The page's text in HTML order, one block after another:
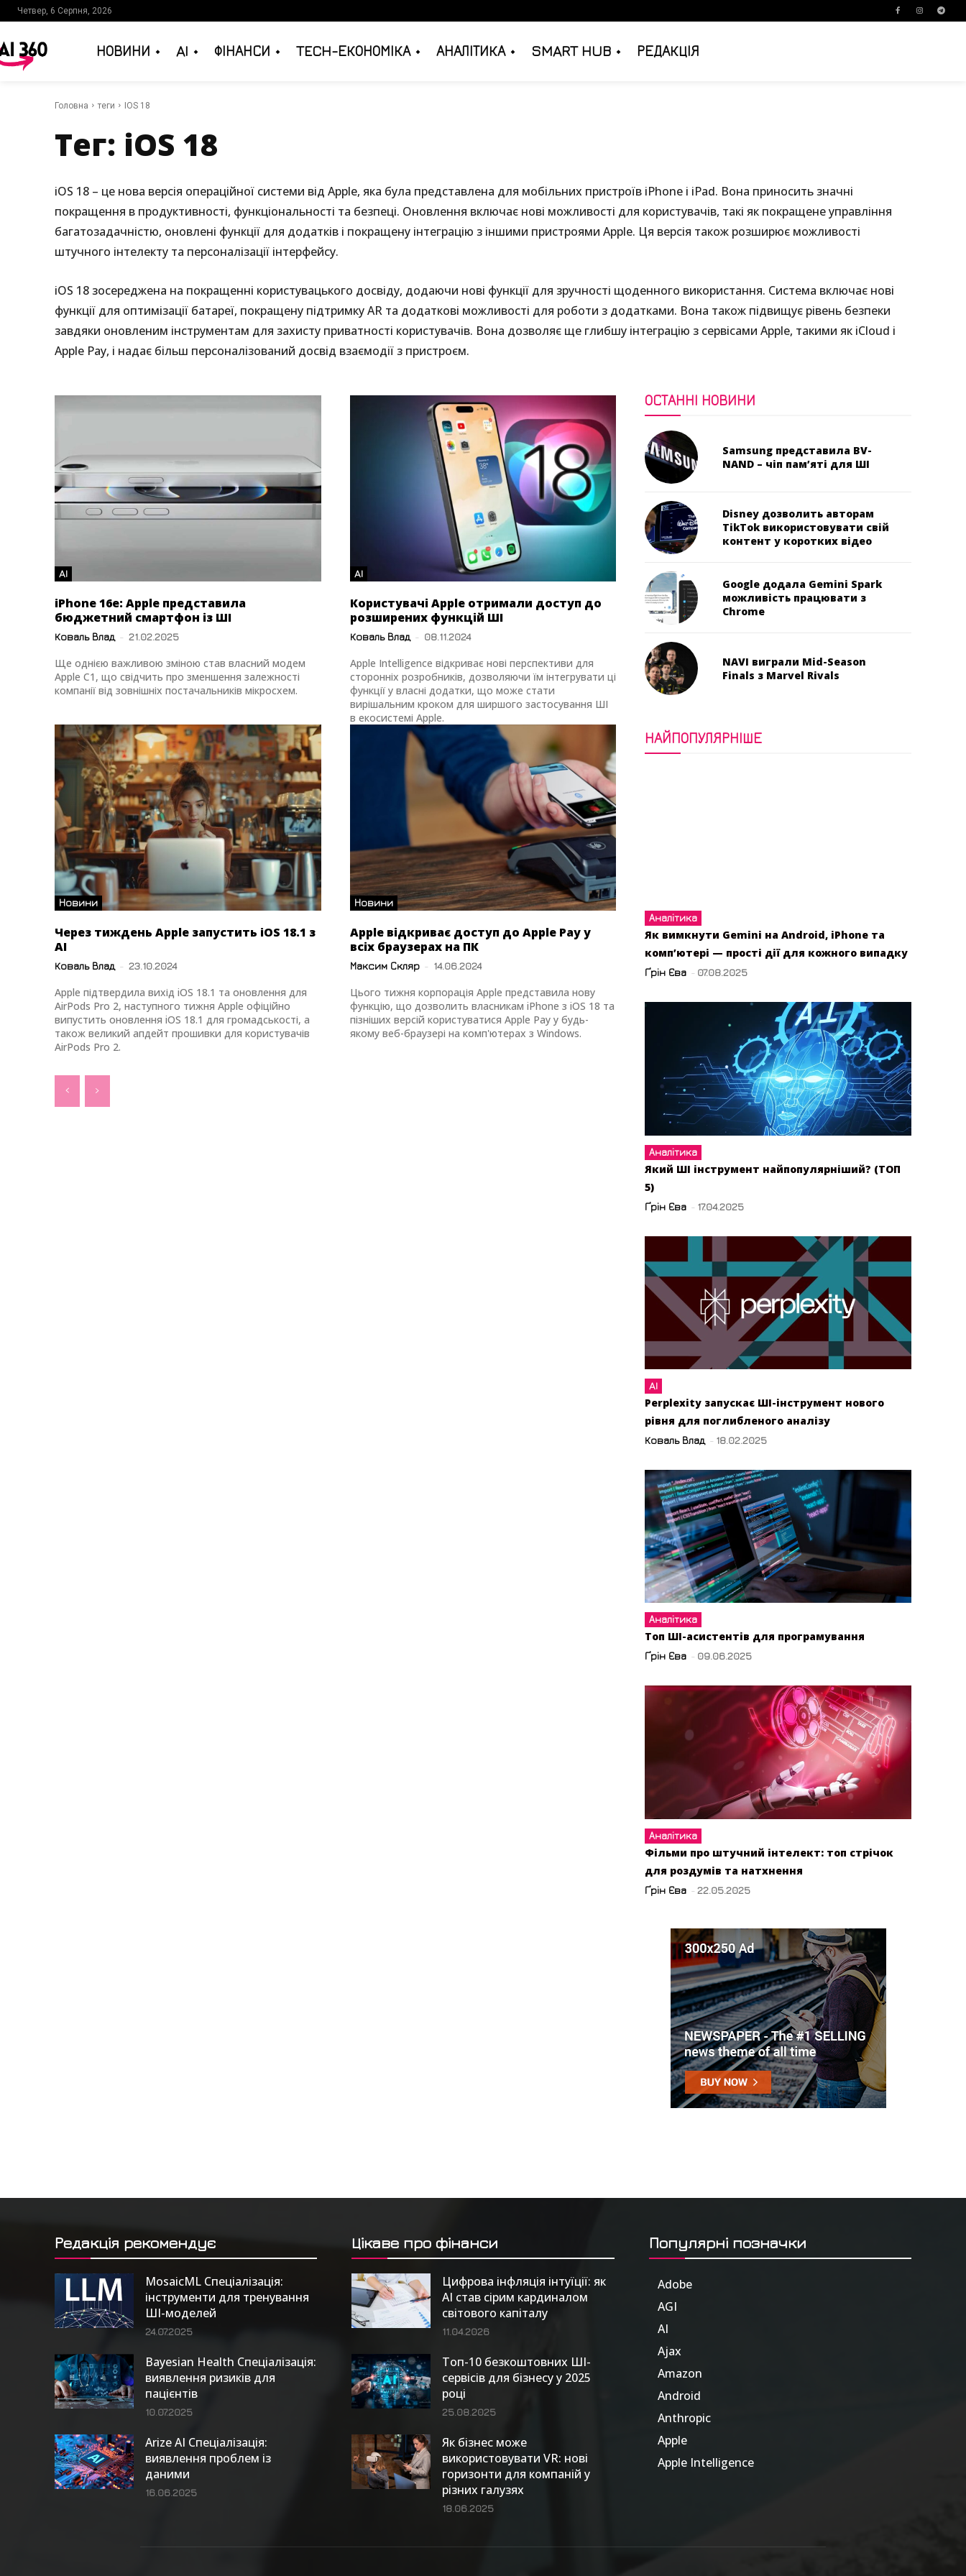
Четвер, 6 Серпня, 2026
НОВИНИ AI ФІНАНСИ TECH-ЕКОНОМІКА АНАЛІТИКА SMART HUB РЕДАКЦІЯ
Головна теги IOS 18
Тег: iOS 18
iOS 18 – це нова версія операційної системи від Apple, яка була представлена для мобільних пристроїв iPhone і iPad. Вона приносить значні
покращення в продуктивності, функціональності та безпеці. Оновлення включає нові можливості для користувачів, такі як покращене управління
багатозадачністю, оновлені функції для додатків і покращену інтеграцію з іншими пристроями Apple. Ця версія також розширює можливості
штучного інтелекту та персоналізації інтерфейсу.
iOS 18 зосереджена на покращенні користувацького досвіду, додаючи нові функції для зручності щоденного використання. Система включає нові
функції для оптимізації батареї, покращену підтримку AR та додаткові можливості для роботи з додатками. Вона також підвищує рівень безпеки
завдяки оновленим інструментам для захисту приватності користувачів. Вона дозволяє ще глибшу інтеграцію з сервісами Apple, такими як iCloud і
Apple Pay, і надає більш персоналізований досвід взаємодії з пристроєм.
AI
iPhone 16e: Apple представила
бюджетний смартфон із ШІ
Коваль Влад - 21.02.2025
Ще однією важливою зміною став власний модем
Apple C1, що свідчить про зменшення залежності
компанії від зовнішніх постачальників мікросхем.
AI
Користувачі Apple отримали доступ до
розширених функцій ШІ
Коваль Влад - 08.11.2024
Apple Intelligence відкриває нові перспективи для
сторонніх розробників, дозволяючи їм інтегрувати ці
функції у власні додатки, що може стати
вирішальним кроком для ширшого застосування ШІ
в екосистемі Apple.
Новини
Через тиждень Apple запустить iOS 18.1 з
AI
Коваль Влад - 23.10.2024
Apple підтвердила вихід iOS 18.1 та оновлення для
AirPods Pro 2, наступного тижня Apple офіційно
випустить оновлення iOS 18.1 для громадськості, а
також великий апдейт прошивки для користувачів
AirPods Pro 2.
Новини
Apple відкриває доступ до Apple Pay у
всіх браузерах на ПК
Максим Скляр - 14.06.2024
Цього тижня корпорація Apple представила нову
функцію, що дозволить власникам iPhone з iOS 18 та
пізніших версій користуватися Apple Pay у будь-
якому веб-браузері на комп'ютерах з Windows.
ОСТАННІ НОВИНИ
Samsung представила BV-
NAND – чіп пам’яті для ШІ
Disney дозволить авторам
TikTok використовувати свій
контент у коротких відео
Google додала Gemini Spark
можливість працювати з
Chrome
NAVI виграли Mid-Season
Finals з Marvel Rivals
НАЙПОПУЛЯРНІШЕ
Аналітика
Як вимкнути Gemini на Android, iPhone та
комп’ютері — прості дії для кожного випадку
Ґрін Єва - 07.08.2025
Аналітика
Який ШІ інструмент найпопулярніший? (ТОП
5)
Ґрін Єва - 17.04.2025
AI
Perplexity запускає ШІ-інструмент нового
рівня для поглибленого аналізу
Коваль Влад - 18.02.2025
Аналітика
Топ ШІ-асистентів для програмування
Ґрін Єва - 09.06.2025
Аналітика
Фільми про штучний інтелект: топ стрічок
для роздумів та натхнення
Ґрін Єва - 22.05.2025
Редакція рекомендує
MosaicML Спеціалізація:
інструменти для тренування
ШІ-моделей
24.07.2025
Bayesian Health Спеціалізація:
виявлення ризиків для
пацієнтів
10.07.2025
Arize AI Спеціалізація:
виявлення проблем із
даними
16.06.2025
Цікаве про фінанси
Цифрова інфляція інтуїції: як
AI став сірим кардиналом
світового капіталу
11.04.2026
Топ-10 безкоштовних ШІ-
сервісів для бізнесу у 2025
році
25.08.2025
Як бізнес може
використовувати VR: нові
горизонти для компаній у
різних галузях
18.06.2025
Популярні позначки
Adobe
AGI
AI
Ajax
Amazon
Android
Anthropic
Apple
Apple Intelligence